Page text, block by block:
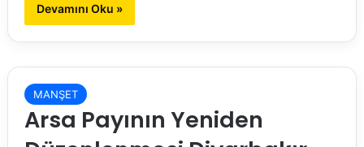
Devamını Oku »
MANŞET
Arsa Payının Yeniden